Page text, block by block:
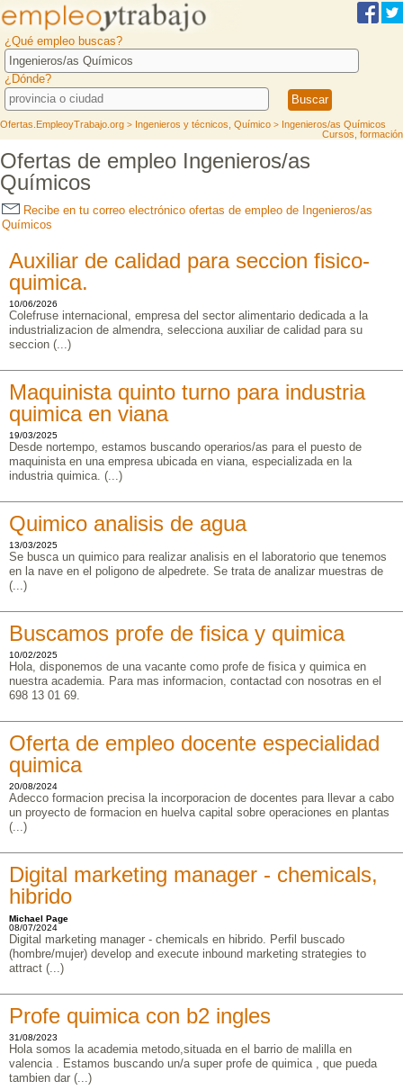
¿Qué empleo buscas?
¿Dónde?
Ofertas.EmpleoyTrabajo.org > Ingenieros y técnicos, Químico > Ingenieros/as Químicos
Cursos, formación
Ofertas de empleo Ingenieros/as
Químicos
Recibe en tu correo electrónico ofertas de empleo de Ingenieros/as
Químicos
Auxiliar de calidad para seccion fisico-
quimica.
10/06/2026
Colefruse internacional, empresa del sector alimentario dedicada a la
industrializacion de almendra, selecciona auxiliar de calidad para su
seccion (...)
Maquinista quinto turno para industria
quimica en viana
19/03/2025
Desde nortempo, estamos buscando operarios/as para el puesto de
maquinista en una empresa ubicada en viana, especializada en la
industria quimica. (...)
Quimico analisis de agua
13/03/2025
Se busca un quimico para realizar analisis en el laboratorio que tenemos
en la nave en el poligono de alpedrete. Se trata de analizar muestras de
(...)
Buscamos profe de fisica y quimica
10/02/2025
Hola, disponemos de una vacante como profe de fisica y quimica en
nuestra academia. Para mas informacion, contactad con nosotras en el
698 13 01 69.
Oferta de empleo docente especialidad
quimica
20/08/2024
Adecco formacion precisa la incorporacion de docentes para llevar a cabo
un proyecto de formacion en huelva capital sobre operaciones en plantas
(...)
Digital marketing manager - chemicals,
hibrido
Michael Page
08/07/2024
Digital marketing manager - chemicals en hibrido. Perfil buscado
(hombre/mujer) develop and execute inbound marketing strategies to
attract (...)
Profe quimica con b2 ingles
31/08/2023
Hola somos la academia metodo,situada en el barrio de malilla en
valencia . Estamos buscando un/a super profe de quimica , que pueda
tambien dar (...)